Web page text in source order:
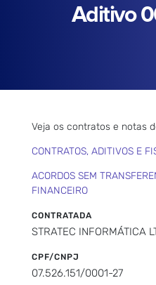
Aditivo
Veja os contratos e notas
CONTRATOS, ADITIVOS E
ACORDOS SEM
FINANCEIRO
CONTRATADA
STRATEC INFORMÁTICA
CPF/CNPJ
07.526.151/0001-27